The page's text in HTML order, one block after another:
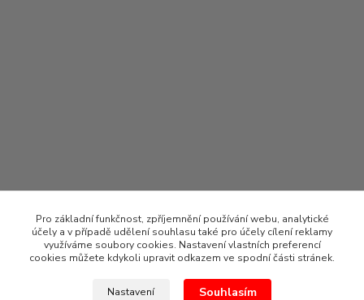
Pro základní funkčnost, zpříjemnění používání webu, analytické
účely a v případě udělení souhlasu také pro účely cílení reklamy
využíváme soubory cookies. Nastavení vlastních preferencí
cookies můžete kdykoli upravit odkazem ve spodní části stránek.
Nastavení Souhlasím